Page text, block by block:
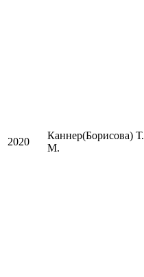
2020
Каннер(Борисова) Т.
М.